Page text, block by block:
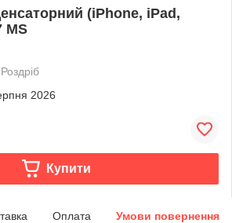
(iPhone, iPad,
MS
Роздріб
2026
Купити
Оплата Умови повернення